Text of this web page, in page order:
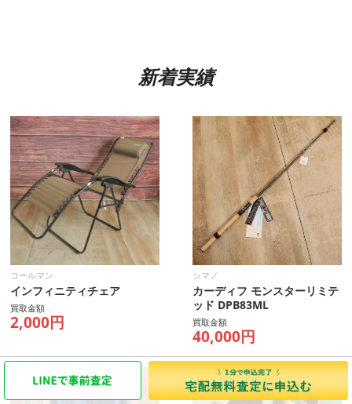
新着実績
コールマン
インフィニティチェア
買取金額
2,000円
シマノ
カーディフ モンスターリミテ
ッド DPB83ML
買取金額
40,000円